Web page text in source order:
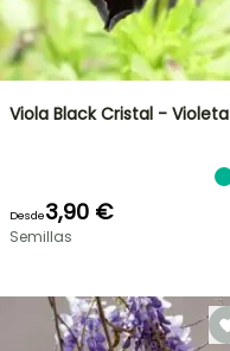
Viola Black Cristal - Violeta
Desde3,90 €
Semillas